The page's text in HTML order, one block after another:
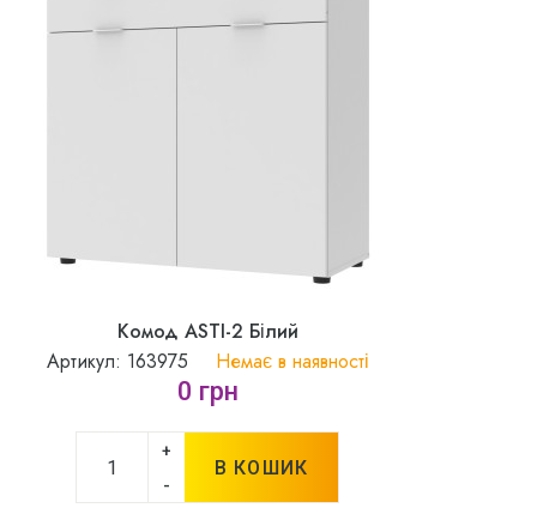
Комод ASTI-2 Білий
Артикул: 163975
Немає в наявності
0 грн
+
-
В КОШИК